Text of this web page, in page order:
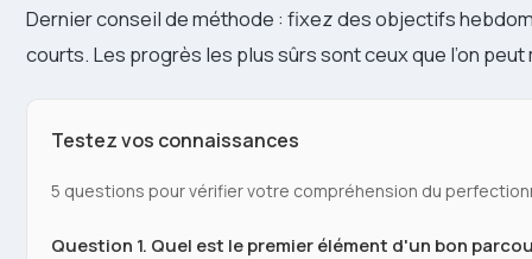
Dernier conseil de méthode : fixez des objectifs
courts. Les progrès les plus sûrs sont ceux que l’on peut
Testez vos connaissances
5 questions pour vérifier votre compréhension du
Question 1. Quel est le premier élément d'un bon